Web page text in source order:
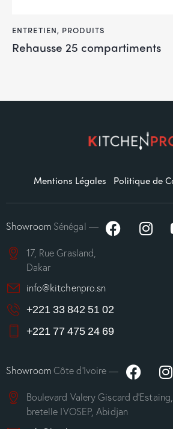
ENTRETIEN, PRODUITS
Rehausse 25 compartiments
Mentions Légales Politique de
ShowroomSénégal —
17, Rue Grasland,
Dakar
info@kitchenpro.sn
+221 33 842 51 02
+221 77 475 24 69
ShowroomCôte d’Ivoire —
Boulevard Valery Giscard d’Estaing,
bretelle IVOSEP, Abidjan